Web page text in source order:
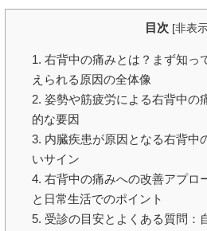
目次 [非表
1. 右背中の痛みとは？まず知っ
えられる原因の全体像
2. 姿勢や筋疲労による右背中の
的な要因
3. 内臓疾患が原因となる右背中
いサイン
4. 右背中の痛みへの改善アプロ
と日常生活でのポイント
5. 受診の目安とよくある質問：